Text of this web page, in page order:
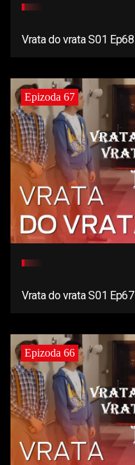
Vrata do vrata S01 Ep68
Epizoda 67
Vrata do vrata S01 Ep67
Epizoda 66